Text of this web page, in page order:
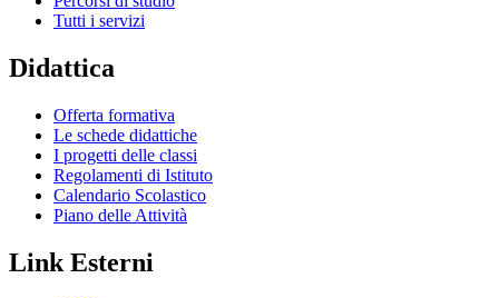
Tutti i servizi
Didattica
Offerta formativa
Le schede didattiche
I progetti delle classi
Regolamenti di Istituto
Calendario Scolastico
Piano delle Attività
Link Esterni